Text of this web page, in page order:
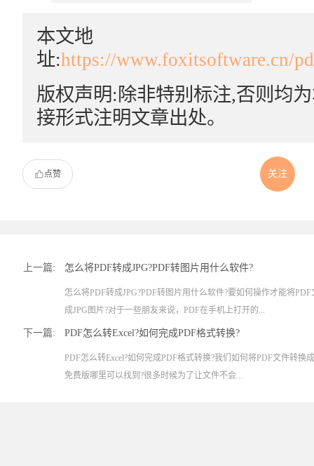
本文地
址:https://www.foxitsoftware.cn/
版权声明:除非特别标注,否则均
接形式注明文章出处。
点赞 关注
上一篇: 怎么将PDF转成JPG?PDF转图片用什么软件?
怎么将PDF转成JPG?PDF转图片用什么软件?要如何操作才能将
成JPG图片?对于一些朋友来说，PDF在手机上打开的...
下一篇: PDF怎么转Excel?如何完成PDF格式转换?
PDF怎么转Excel?如何完成PDF格式转换?我们如何将PDF文件转换
免费版哪里可以找到?很多时候为了让文件不会...